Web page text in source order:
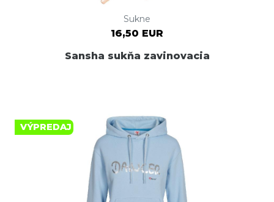
Sukne
16,50 EUR
Sansha sukňa zavinovacia
VÝPREDAJ